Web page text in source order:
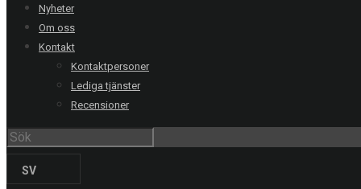
Nyheter
Om oss
Kontakt
Kontaktpersoner
Lediga tjänster
Recensioner
SV
Stockholm
Göteborg
Malmö
018-15 22 00
Helsingborg
042-16 50 10
Kristianstad
044-20 91 00
PRODUKTER